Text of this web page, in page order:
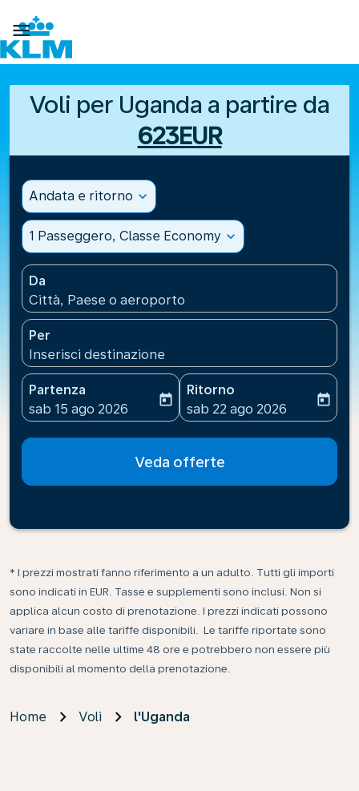

Voli per Uganda a partire da
623EUR
Andata e ritorno expand_more
1 Passeggero, Classe Economy expand_more
Da
Città, Paese o aeroporto
Per
Inserisci destinazione
Partenza
fc-booking-departure-date-aria-label
sab 15 ago 2026
today
Ritorno
fc-booking-return-date-
sab 22 ago 2026
today
Veda offerte
* I prezzi mostrati fanno riferimento a un adulto. Tutti gli importi
sono indicati in EUR. Tasse e supplementi sono inclusi. Non si
applica alcun costo di prenotazione. I prezzi indicati possono
variare in base alle tariffe disponibili. Le tariffe riportate sono
state raccolte nelle ultime 48 ore e potrebbero non essere più
disponibili al momento della prenotazione.
Home Voli l'Uganda